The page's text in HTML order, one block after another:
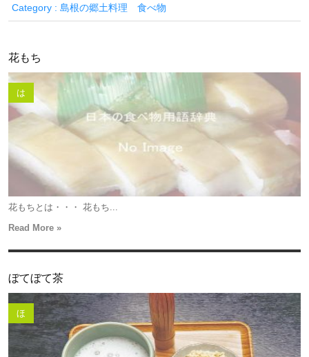
Category : 島根の郷土料理 食べ物
花もち
は
花もちとは・・・ 花もち...
Read More »
ぼてぼて茶
ほ